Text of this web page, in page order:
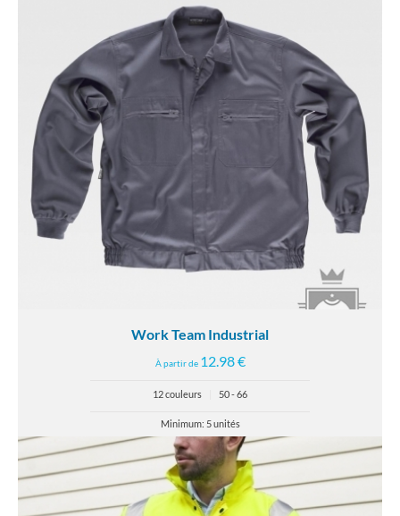
Work Team Industrial
À partir de 12.98 €
12 couleurs 50 - 66
Minimum: 5 unités